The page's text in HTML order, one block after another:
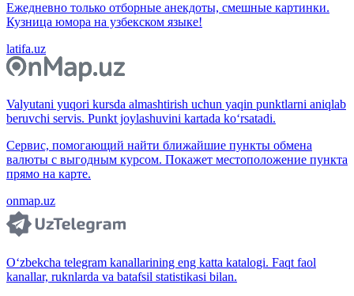
Ежедневно только отборные анекдоты, смешные картинки.
Кузница юмора на узбекском языке!
latifa.uz
Valyutani yuqori kursda almashtirish uchun yaqin punktlarni aniqlab
beruvchi servis. Punkt joylashuvini kartada ko‘rsatadi.
Сервис, помогающий найти ближайшие пункты обмена
валюты с выгодным курсом. Покажет местоположение пункта
прямо на карте.
onmap.uz
O‘zbekcha telegram kanallarining eng katta katalogi. Faqt faol
kanallar, ruknlarda va batafsil statistikasi bilan.